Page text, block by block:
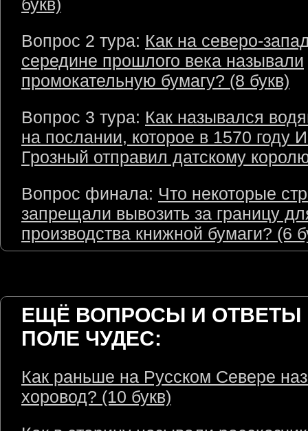
букв)
Вопрос 2 тура: Как на северо-
середине прошлого века называли
промокательную бумагу? (8 букв)
Вопрос 3 тура: Как назывался
на послании, которое в 1570 году
Грозный отправил датскому
Вопрос финала: Что некоторые
запрещали вывозить за границу
производства книжной бумаги? (6
ЕЩЁ ВОПРОСЫ И ОТВЕТЫ
ПОЛЕ ЧУДЕС:
Как раньше на Русском Севере
хоровод? (10 букв)